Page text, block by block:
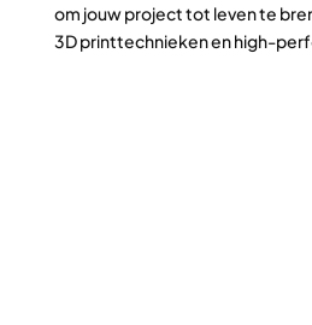
om jouw project tot leven te
3D printtechnieken en high-